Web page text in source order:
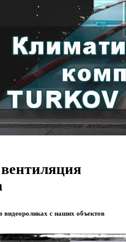
видеороликах с наших объектов